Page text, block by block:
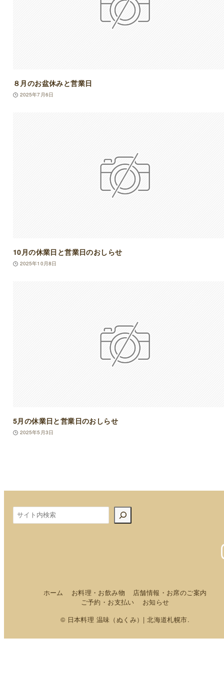
８月のお盆休みと営業日
2025年7月6日
10月の休業日と営業日のおしらせ
2025年10月8日
5月の休業日と営業日のおしらせ
2025年5月3日
検
索
ホーム お料理・お飲み物
店舗情報・お席のご案内
ご予約・お支払い
お知らせ
© 日本料理 温味（ぬくみ）| 北海道札幌市.